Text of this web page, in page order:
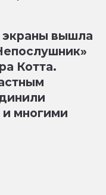
экраны вышла
Котта.
многими